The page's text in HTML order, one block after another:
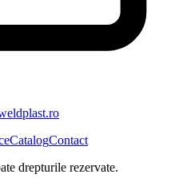
CatalogContact
drepturile rezervate.